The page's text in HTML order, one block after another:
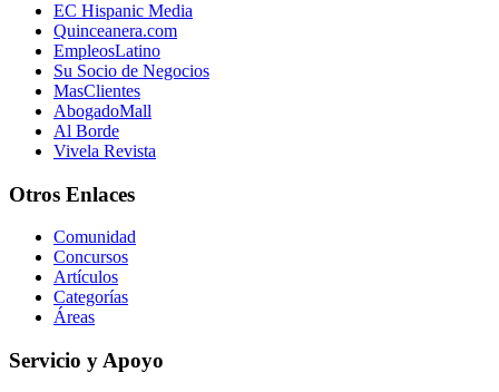
EC Hispanic Media
Quinceanera.com
EmpleosLatino
Su Socio de Negocios
MasClientes
AbogadoMall
Al Borde
Vivela Revista
Otros Enlaces
Comunidad
Concursos
Artículos
Categorías
Áreas
Servicio y Apoyo